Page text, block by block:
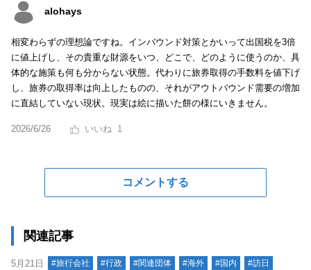
alohays
相変わらずの理想論ですね。インバウンド対策とかいって出国税を3倍
に値上げし、その貴重な財源をいつ、どこで、どのように使うのか、具
体的な施策も何も分からない状態。代わりに旅券取得の手数料を値下げ
し、旅券の取得率は向上したものの、それがアウトバウンド需要の増加
に直結していない現状。現実は絵に描いた餅の様にいきません。
2026/6/26 1
コメントする
関連記事
5月21日 #旅行会社 #行政 #関連団体 #海外 #国内 #訪日